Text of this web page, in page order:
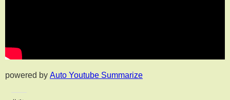
powered by Auto Youtube Summarize